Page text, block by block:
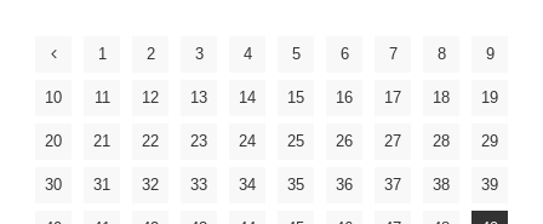
1 2 3 4 5 6 7 8 9
10 11 12 13 14 15 16 17 18 19
20 21 22 23 24 25 26 27 28 29
30 31 32 33 34 35 36 37 38 39